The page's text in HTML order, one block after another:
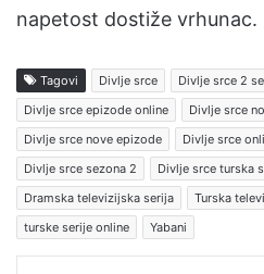
napetost dostiže vrhunac.
Tagovi Divlje srce Divlje srce 2
Divlje srce epizode online
Divlje srce
Divlje srce nove epizode
Divlje srce
Divlje srce sezona 2
Divlje srce turska
Dramska televizijska serija
Turska
turske serije online
Yabani